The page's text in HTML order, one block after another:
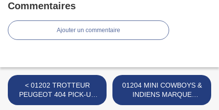
Commentaires
Ajouter un commentaire
< 01202 TROTTEUR
PEUGEOT 404 PICK-UP
MARQUE FALK
01204 MINI COWBOYS &
INDIENS MARQUE
INCONNUE >